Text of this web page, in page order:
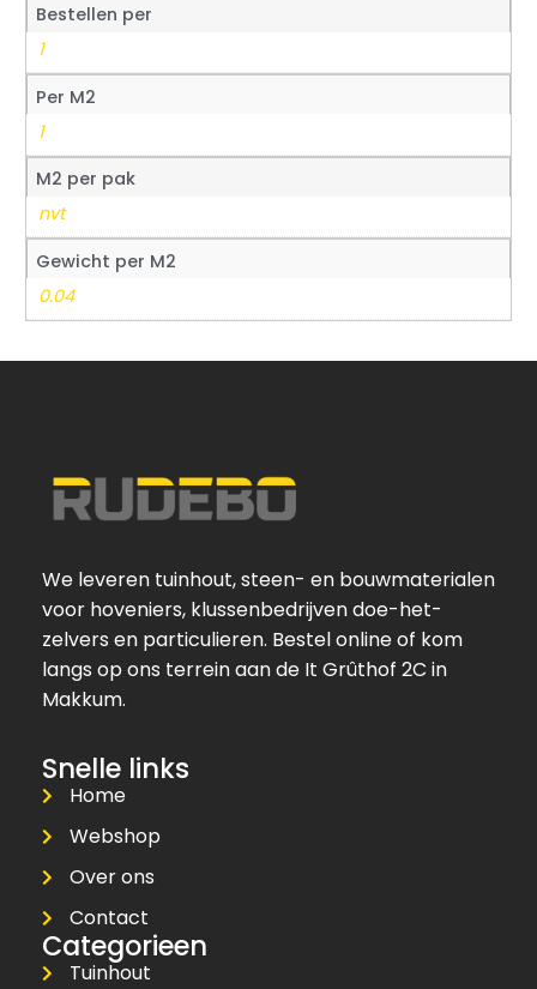
Bestellen per
1
Per M2
1
M2 per pak
nvt
Gewicht per M2
0.04
We leveren tuinhout, steen- en bouwmaterialen
voor hoveniers, klussenbedrijven doe-het-
zelvers en particulieren. Bestel online of kom
langs op ons terrein aan de It Grûthof 2C in
Makkum.
Snelle links
Home
Webshop
Over ons
Contact
Categorieen
Tuinhout